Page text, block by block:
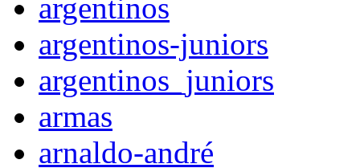
argentinos
argentinos-juniors
argentinos_juniors
armas
arnaldo-andré